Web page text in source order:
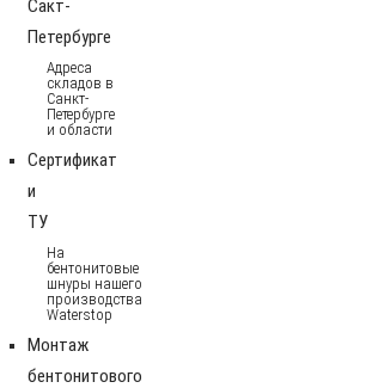
Сакт-
Петербурге
Адреса
складов в
Санкт-
Петербурге
и области
Сертификат
и
ТУ
На
бентонитовые
шнуры нашего
производства
Waterstop
Монтаж
бентонитового